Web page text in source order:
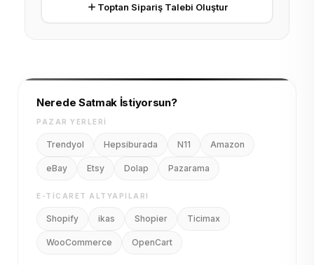
Toptan Sipariş Talebi Oluştur
Nerede Satmak İstiyorsun?
PAZAR YERLERI
Trendyol Hepsiburada N11 Amazon
eBay Etsy Dolap Pazarama
E-TICARET ALTYAPILARI
Shopify ikas Shopier Ticimax
WooCommerce OpenCart